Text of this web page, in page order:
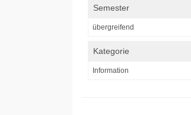
Semester
übergreifend
Kategorie
Information